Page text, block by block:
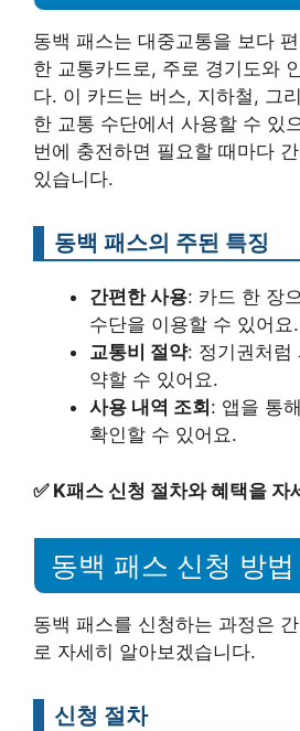
동백 패스는 대중교통을 보다
한 교통카드로, 주로 경기도와
다. 이 카드는 버스, 지하철, 그
한 교통 수단에서 사용할 수 있
번에 충전하면 필요할 때마다
있습니다.
동백 패스의 주된 특징
간편한 사용: 카드 한 장
수단을 이용할 수 있어요.
교통비 절약: 정기권처럼
약할 수 있어요.
사용 내역 조회 : 앱을 통
확인할 수 있어요.
✅ K패스 신청 절차와 혜택을 자
동백 패스 신청 방법
동백 패스를 신청하는 과정은
로 자세히 알아보겠습니다.
신청 절차